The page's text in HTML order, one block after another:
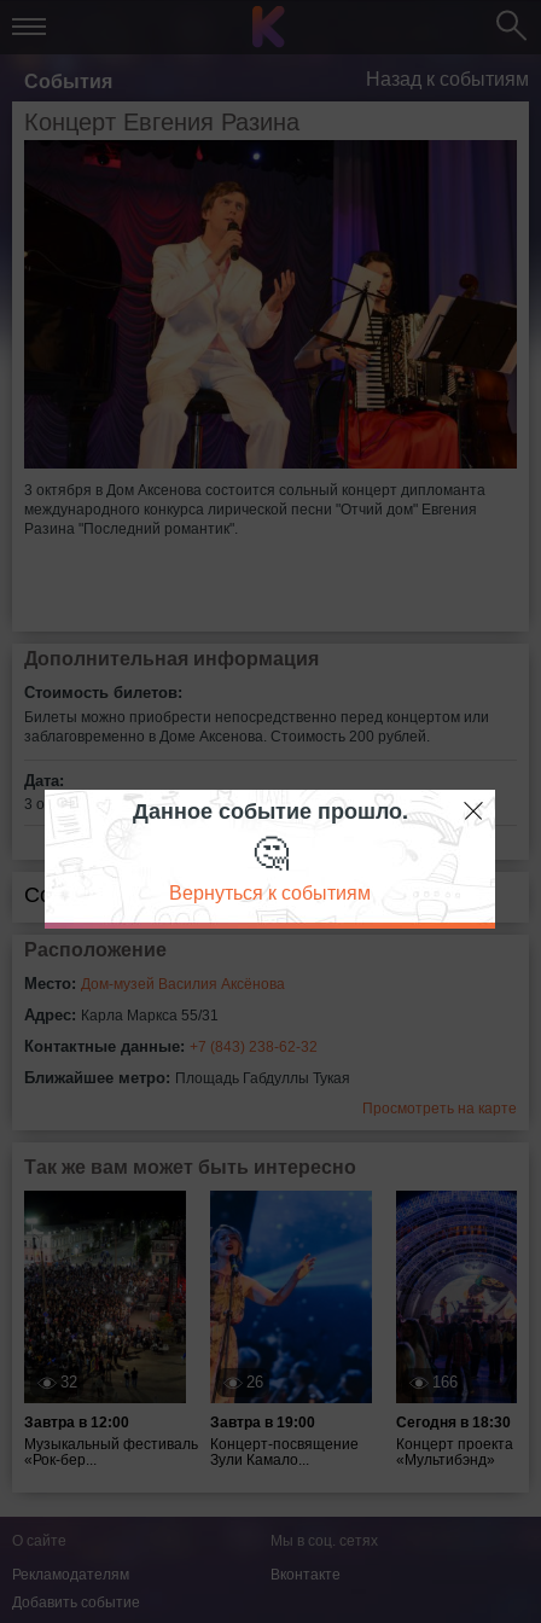
События Назад к событиям
Концерт Евгения Разина
3 октября в Дом Аксенова состоится сольный концерт дипломанта
международного конкурса лирической песни "Отчий дом" Евгения
Разина "Последний романтик".
Дополнительная информация
Стоимость билетов:
Билеты можно приобрести непосредственно перед концертом или
заблаговременно в Доме Аксенова. Стоимость 200 рублей.
Дата:
3 октября в 19:00
Сообщить об ошибке
Расположение
Место: Дом-музей Василия Аксёнова
Адрес: Карла Маркса 55/31
Контактные данные: +7 (843) 238-62-32
Ближайшее метро: Площадь Габдуллы Тукая
Просмотреть на карте
Так же вам может быть интересно
32
Завтра в 12:00
Музыкальный фестиваль
«Рок-бер...
26
Завтра в 19:00
Концерт-посвящение
Зули Камало...
166
Сегодня в 18:30
Концерт проекта
«Мультибэнд»
Данное событие прошло.
🤔
Вернуться к событиям
О сайте
Рекламодателям
Добавить событие
Мы в соц. сетях
Вконтакте